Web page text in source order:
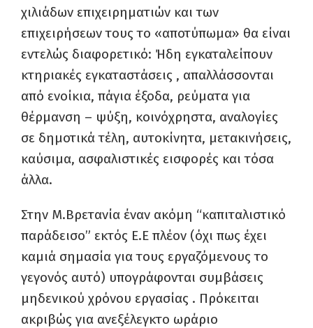
χιλιάδων επιχειρηματιών και των
επιχειρήσεων τους το «αποτύπωμα» θα είναι
εντελώς διαφορετικό: Ήδη εγκαταλείπουν
κτηριακές εγκαταστάσεις , απαλλάσσονται
από ενοίκια, πάγια έξοδα, ρεύματα για
θέρμανση – ψύξη, κοινόχρηστα, αναλογίες
σε δημοτικά τέλη, αυτοκίνητα, μετακινήσεις,
καύσιμα, ασφαλιστικές εισφορές και τόσα
άλλα.
Στην Μ.Βρετανία έναν ακόμη “καπιταλιστικό
παράδεισο” εκτός Ε.Ε πλέον (όχι πως έχει
καμιά σημασία για τους εργαζόμενους το
γεγονός αυτό) υπογράφονται συμβάσεις
μηδενικού χρόνου εργασίας . Πρόκειται
ακριβώς για ανεξέλεγκτο ωράριο